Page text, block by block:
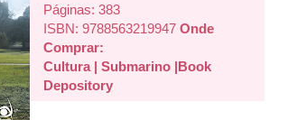
Páginas: 383
ISBN: 9788563219947 Onde
Comprar:
Cultura| Submarino |Book
Depository